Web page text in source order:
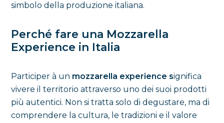
simbolo della produzione italiana.
Perché fare una Mozzarella
Experience in Italia
Participer à un mozzarella experience significa
vivere il territorio attraverso uno dei suoi prodotti
più autentici. Non si tratta solo di degustare, ma di
comprendere la cultura, le tradizioni e il valore